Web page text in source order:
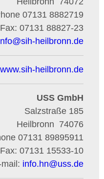
07131 8882719
Fax: 07131 88827-23
@sih-heilbronn.de
www.sih-heilbronn.de
USS GmbH
Salzstraße 185
74076
Heilbronn
07131 89895911
Fax: 07131 15533-10
info.hn@uss.de